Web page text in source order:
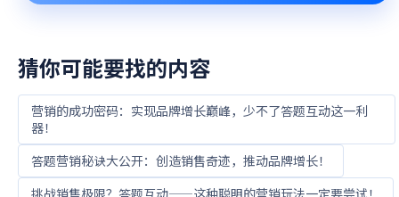
猜你可能要找的内容
营销的成功密码：实现品牌增长巅峰，少不了答题互动这一利
器！
答题营销秘诀大公开：创造销售奇迹，推动品牌增长！